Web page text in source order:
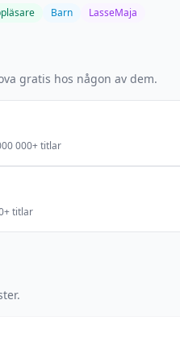
Barn LasseMaja
gratis hos någon av dem.
000+ titlar
titlar